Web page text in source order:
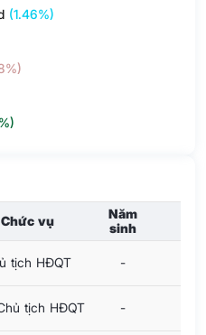
(1.46%)
Chức vụ
Năm
sinh
tịch HĐQT -
tịch HĐQT -